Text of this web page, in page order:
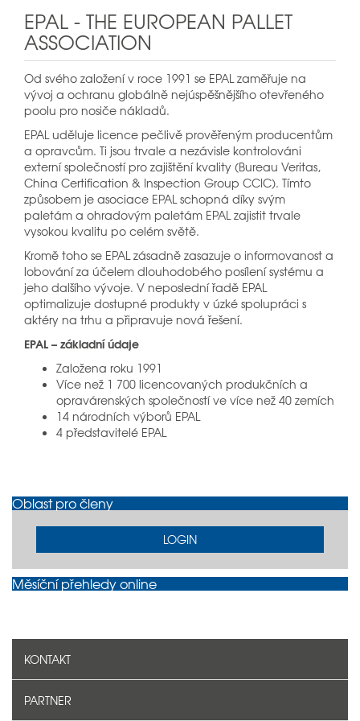
EPAL - THE EUROPEAN PALLET
ASSOCIATION
Od svého založení v roce 1991 se EPAL zaměřuje na
vývoj a ochranu globálně nejúspěšnějšího otevřeného
poolu pro nosiče nákladů.
EPAL uděluje licence pečlivě prověřeným producentům
a opravcům. Ti jsou trvale a nezávisle kontrolováni
externí společností pro zajištění kvality (Bureau Veritas,
China Certification & Inspection Group CCIC). Tímto
způsobem je asociace EPAL schopná díky svým
paletám a ohradovým paletám EPAL zajistit trvale
vysokou kvalitu po celém světě.
Kromě toho se EPAL zásadně zasazuje o informovanost a
lobování za účelem dlouhodobého posílení systému a
jeho dalšího vývoje. V neposlední řadě EPAL
optimalizuje dostupné produkty v úzké spolupráci s
aktéry na trhu a připravuje nová řešení.
EPAL – základní údaje
Založena roku 1991
Více než 1 700 licencovaných produkčních a
opravárenských společností ve více než 40 zemích
14 národních výborů EPAL
4 představitelé EPAL
Oblast pro členy
LOGIN
Měsíční přehledy online
KONTAKT
PARTNER